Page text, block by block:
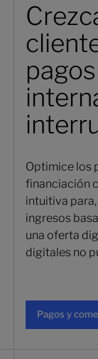
Optimice los
financiación
intuitiva
ingresos
una oferta
digitales no
Pagos y